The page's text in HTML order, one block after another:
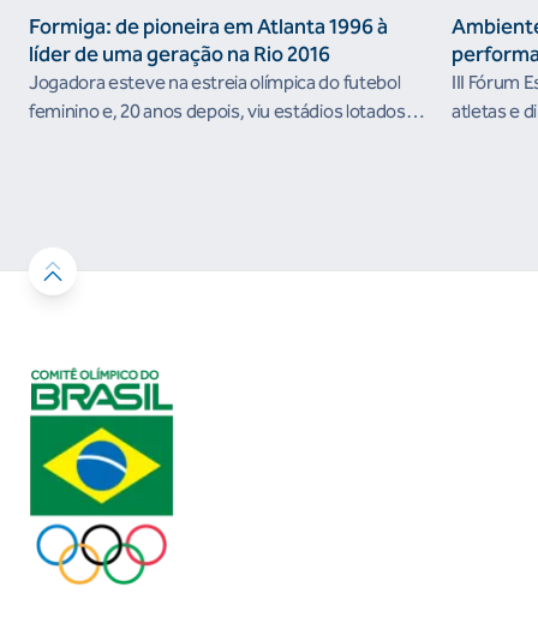
Formiga: de pioneira em Atlanta 1996 à
líder de uma geração na Rio 2016
Jogadora esteve na estreia olímpica do futebol
feminino e, 20 anos depois, viu estádios lotados
III Fórum
atletas e